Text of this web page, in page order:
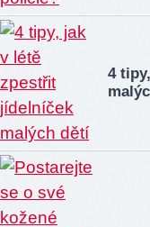
4